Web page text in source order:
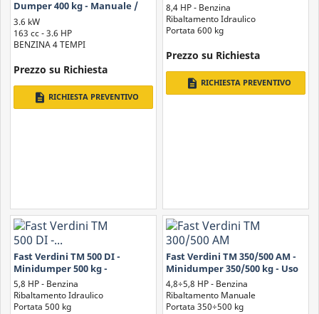
Dumper 400 kg - Manuale /
Idraulico
3.6 kW
163 cc - 3.6 HP
BENZINA 4 TEMPI
Prezzo su Richiesta
description RICHIESTA PREVENTIVO
Pedana Operatore
8,4 HP - Benzina
Ribaltamento Idraulico
Portata 600 kg
Prezzo su Richiesta
description RICHIESTA PREVENTIVO
Fast Verdini TM 500 DI -
Minidumper 500 kg -
Ribaltamento Idraulico
5,8 HP - Benzina
Ribaltamento Idraulico
Portata 500 kg
Fast Verdini TM 350/500 AM -
Minidumper 350/500 kg - Uso
Agricolo
4,8÷5,8 HP - Benzina
Ribaltamento Manuale
Portata 350÷500 kg